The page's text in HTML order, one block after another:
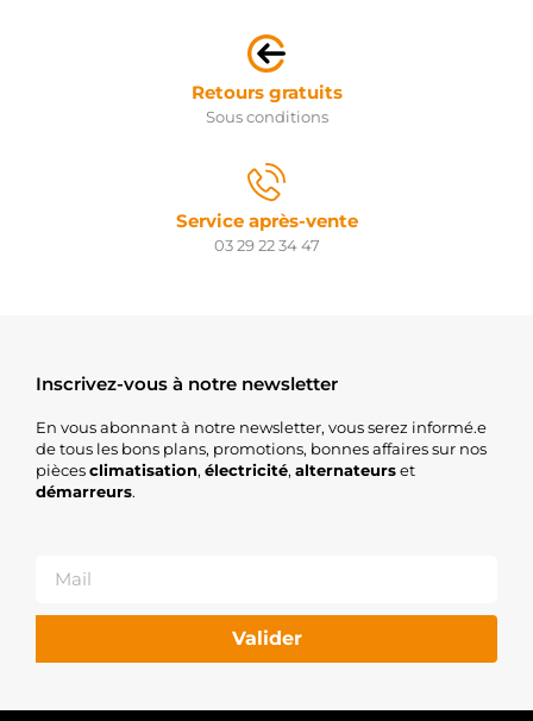
Retours gratuits
Sous conditions
Service après-vente
03 29 22 34 47
Inscrivez-vous à notre newsletter
En vous abonnant à notre newsletter, vous serez informé.e
de tous les bons plans, promotions, bonnes affaires sur nos
piècesclimatisation, électricité, alternateurset
démarreurs.
Valider